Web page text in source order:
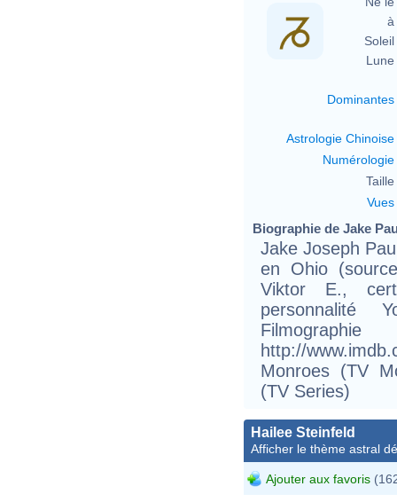
à
Soleil
Lune
Dominantes
Astrologie Chinoise
Numérologie
Taille
Vues
Biographie de Jake
Jake Joseph
en Ohio
Viktor E.,
personnalité
http://
Monroes (TV
(TV Series)
Hailee Steinfeld
Afficher le thème astral
Ajouter aux favoris